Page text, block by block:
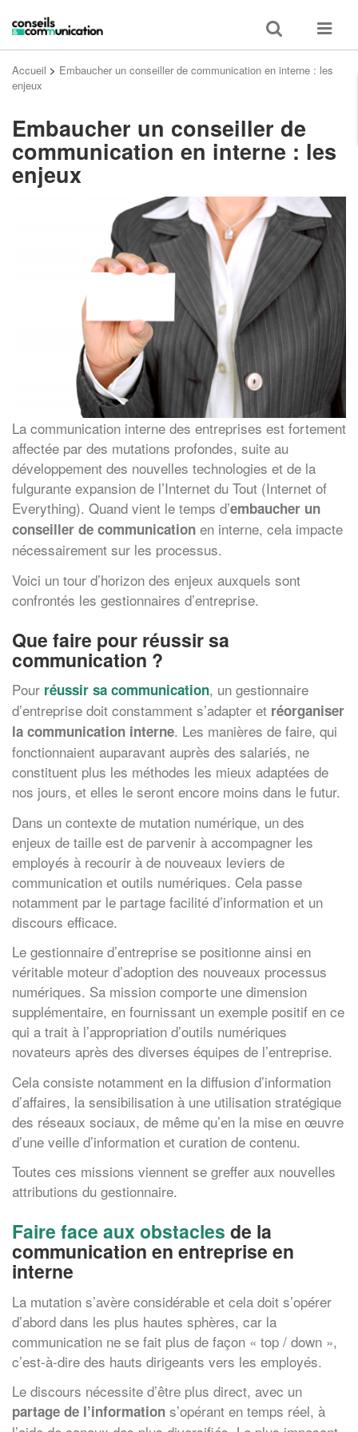
Toggle
search
Toggle
Accueil > Embaucher un conseiller de communication en interne : les
enjeux
Embaucher un conseiller de
communication en interne : les
enjeux
La communication interne des entreprises est fortement
affectée par des mutations profondes, suite au
développement des nouvelles technologies et de la
fulgurante expansion de l’Internet du Tout (Internet of
Everything). Quand vient le temps d’embaucher un
conseiller de communication en interne, cela impacte
nécessairement sur les processus.
Voici un tour d’horizon des enjeux auxquels sont
confrontés les gestionnaires d’entreprise.
Que faire pour réussir sa
communication ?
Pour réussir sa communication, un gestionnaire
d’entreprise doit constamment s’adapter et réorganiser
la communication interne. Les manières de faire, qui
fonctionnaient auparavant auprès des salariés, ne
constituent plus les méthodes les mieux adaptées de
nos jours, et elles le seront encore moins dans le futur.
Dans un contexte de mutation numérique, un des
enjeux de taille est de parvenir à accompagner les
employés à recourir à de nouveaux leviers de
communication et outils numériques. Cela passe
notamment par le partage facilité d’information et un
discours efficace.
Le gestionnaire d’entreprise se positionne ainsi en
véritable moteur d’adoption des nouveaux processus
numériques. Sa mission comporte une dimension
supplémentaire, en fournissant un exemple positif en ce
qui a trait à l’appropriation d’outils numériques
novateurs après des diverses équipes de l’entreprise.
Cela consiste notamment en la diffusion d’information
d’affaires, la sensibilisation à une utilisation stratégique
des réseaux sociaux, de même qu’en la mise en œuvre
d’une veille d’information et curation de contenu.
Toutes ces missions viennent se greffer aux nouvelles
attributions du gestionnaire.
Faire face aux obstacles de la
communication en entreprise en
interne
La mutation s’avère considérable et cela doit s’opérer
d’abord dans les plus hautes sphères, car la
communication ne se fait plus de façon « top / down »,
c’est-à-dire des hauts dirigeants vers les employés.
Le discours nécessite d’être plus direct, avec un
partage de l’information s’opérant en temps réel, à